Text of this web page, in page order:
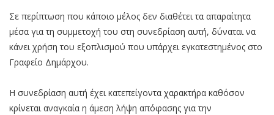
Σε περίπτωση που κάποιο μέλος δεν διαθέτει τα απαραίτητα
μέσα για τη συμμετοχή του στη συνεδρίαση αυτή, δύναται να
κάνει χρήση του εξοπλισμού που υπάρχει εγκατεστημένος στο
Γραφείο Δημάρχου.
Η συνεδρίαση αυτή έχει κατεπείγοντα χαρακτήρα καθόσον
κρίνεται αναγκαία η άμεση λήψη απόφασης για την